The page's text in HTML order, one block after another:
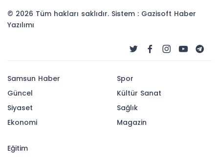
© 2026 Tüm hakları saklıdır. Sistem : Gazisoft Haber
Yazılımı
Samsun Haber
Güncel
Siyaset
Ekonomi
Spor
Kültür Sanat
Sağlık
Magazin
Eğitim